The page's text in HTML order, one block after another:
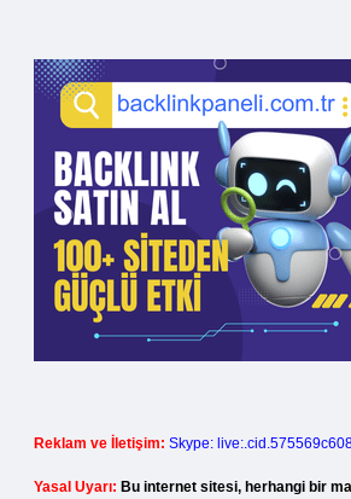
Reklam ve İletişim: Skype:
Yasal Uyarı: Bu internet sitesi, herhangi bir